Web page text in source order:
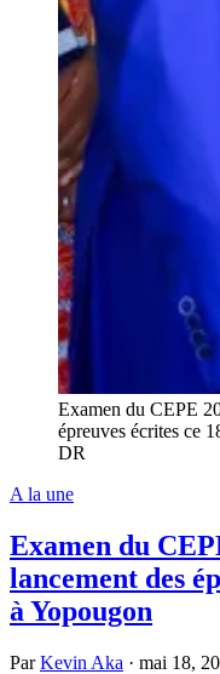
Examen du CEPE
épreuves écrites ce
DR
A la une
Examen du
lancement des
à Yopougon
ParKevin Aka · mai 18,